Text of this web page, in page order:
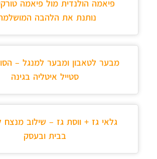
פיאמה הולנדית מול פיאמה
נותנת את הלהבה
מבער לטאבון ומבער למנגל –
סטייל איטליה בגינה
גלאי גז + ווסת גז – שילוב מנצח
בבית ובעסק